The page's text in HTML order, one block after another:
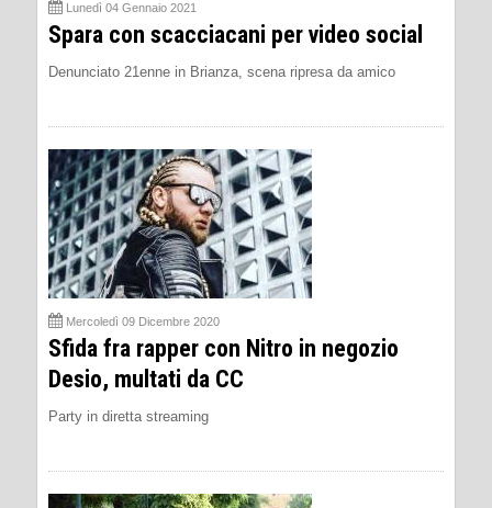
Lunedì 04 Gennaio 2021
Spara con scacciacani per video social
Denunciato 21enne in Brianza, scena ripresa da amico
Mercoledì 09 Dicembre 2020
Sfida fra rapper con Nitro in negozio
Desio, multati da CC
Party in diretta streaming